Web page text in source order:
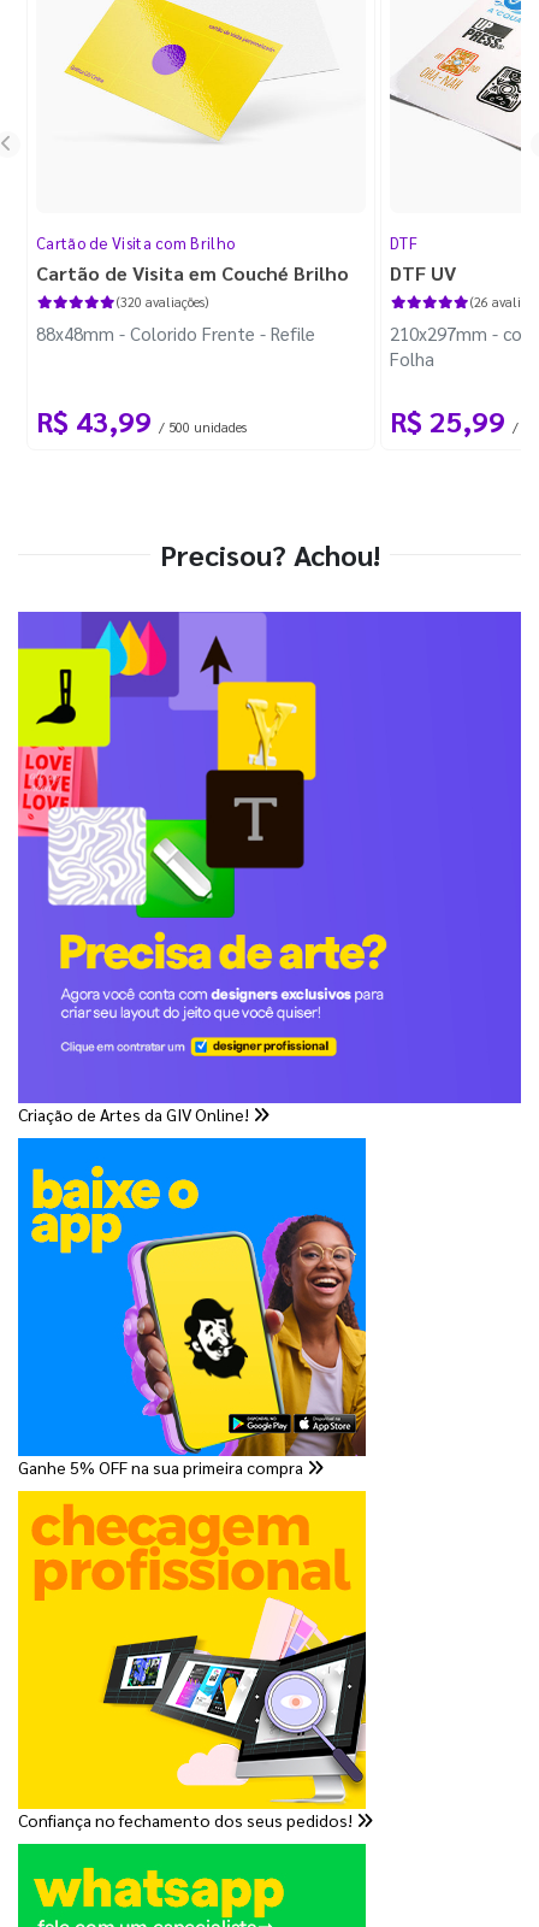
Cartão de Visita com Brilho
Cartão de Visita em Couché Brilho
(320 avaliações)
88x48mm - Colorido Frente - Refile
R$ 43,99 / 500 unidades
DTF
DTF UV
(26
210x297mm -
Folha
R$ 25,99 / 1
Precisou? Achou!
Criação de Artes da GIV Online!
Ganhe 5% OFF na sua primeira compra
Confiança no fechamento dos seus pedidos!